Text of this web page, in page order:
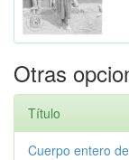
Otras
Título
Cuerpo entero